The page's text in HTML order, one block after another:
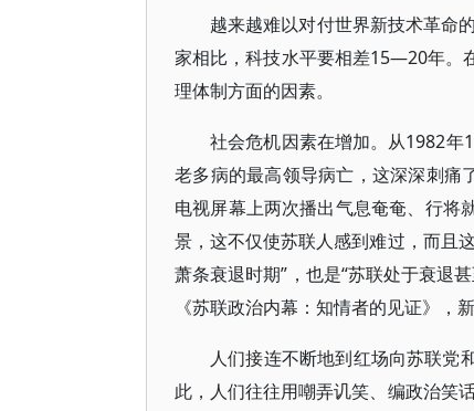
越来越难以对付世界新技术革命
家相比，科技水平要相差15—20年。
理体制方面的因素。
社会危机因素在增加。从1982年
老多病的最高领导病亡，这深深刺痛
电视屏幕上两次播出气息奄奄、行将
景，这不仅使苏联人感到难过，而且
萧条衰退时期”，也是“苏联处于衰退
《苏联政治内幕：知情者的见证》，
人们接连不断地到红场向苏联党
此，人们往往用嘲弄讥笑、编政治笑